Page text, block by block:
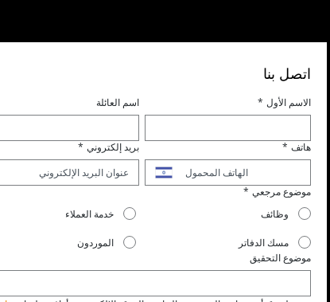
اتصل بنا
الاسم الأول * اسم العائلة
هاتف * بريد إلكتروني *
موضوع مرجعي *
وظائف خدمة العملاء
مسك الدفاتر الموردون
موضوع التحقيق